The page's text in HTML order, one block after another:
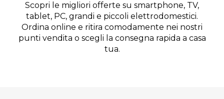
Scopri le migliori offerte su smartphone, TV,
tablet, PC, grandi e piccoli elettrodomestici.
Ordina online e ritira comodamente nei nostri
punti vendita o scegli la consegna rapida a casa
tua.